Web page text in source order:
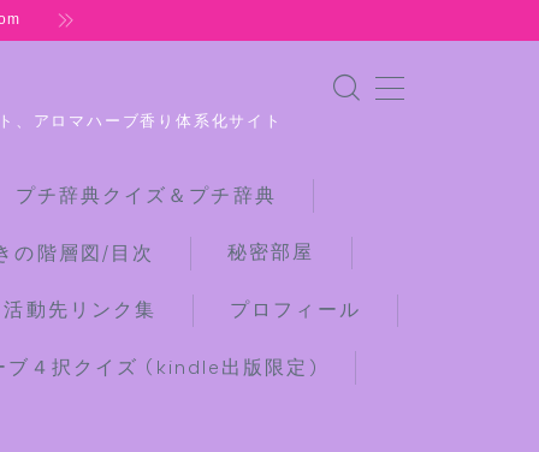
、アロマハーブ香り体系化サイト
チ辞典クイズ＆プチ辞典
の階層図/目次 秘密部屋
動先リンク集 プロフィール
４択クイズ (kindle出版限定)